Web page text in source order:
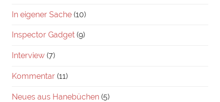
In eigener Sache (10)
Inspector Gadget (9)
Interview (7)
Kommentar (11)
Neues aus Hanebüchen (5)